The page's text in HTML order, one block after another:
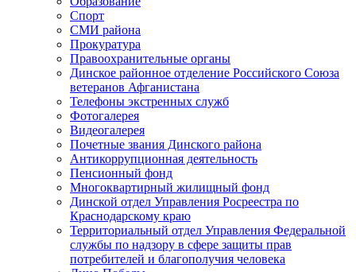
Спорт
СМИ района
Прокуратура
Правоохранительные органы
Динское районное отделение Российского Союза
ветеранов Афганистана
Телефоны экстренных служб
Фотогалерея
Видеогалерея
Почетные звания Динского района
Антикоррупционная деятельность
Пенсионный фонд
Многоквартирный жилищный фонд
Динской отдел Управления Росреестра по
Краснодарскому краю
Территориальный отдел Управления Федеральной
службы по надзору в сфере защиты прав
потребителей и благополучия человека